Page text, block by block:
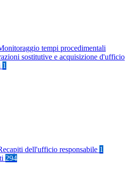
tempi procedimentali
sostitutive e acquisizione d'ufficio
1
dell'ufficio responsabile 1
294